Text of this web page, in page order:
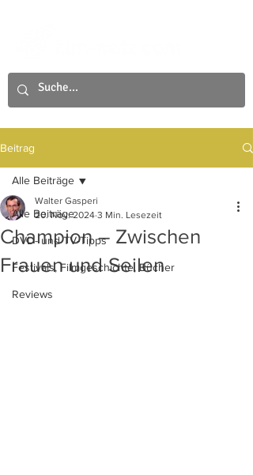
Beitrag
Alle Beiträge
DVD- und TV-Tipps
Festivals, Filmgeschichte, Bücher
Reviews
Alle Beiträge
Champion – Zwischen
Frauen und Seilen
Walter Gasperi
20. Nov. 2024 3 Min. Lesezeit